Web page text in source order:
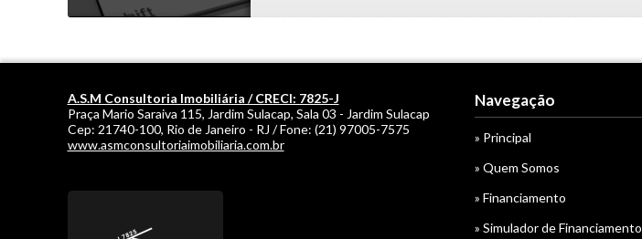
A.S.M Consultoria Imobiliária / CRECI: 7825-J
Praça Mario Saraiva 115, Jardim Sulacap, Sala 03 - Jardim Sulacap
Cep: 21740-100, Rio de Janeiro - RJ / Fone: (21) 97005-7575
www.asmconsultoriaimobiliaria.com.br
Navegação
» Principal
» Quem Somos
» Financiamento
» Simulador de Financiamento